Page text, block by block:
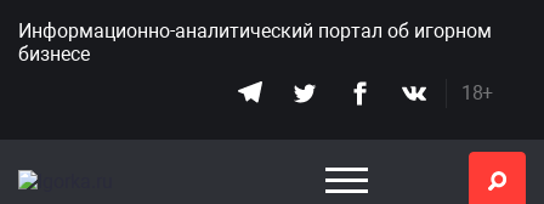
Информационно-аналитический портал об игорном
бизнесе
18+